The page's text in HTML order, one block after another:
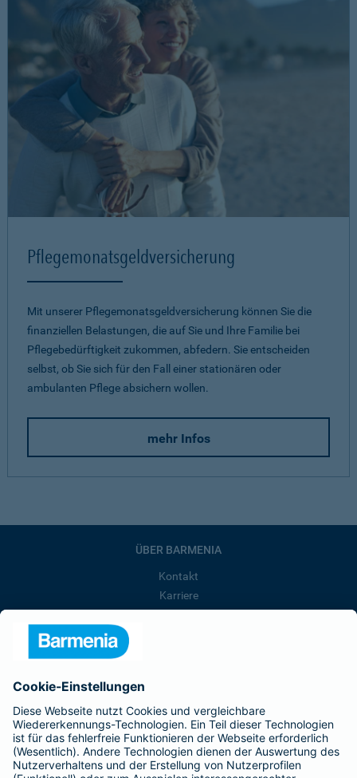
Pflegemonatsgeld­versicherung
Mit unserer Pflegemonatsgeld­versicherung können Sie die
finanziellen Belastungen, die auf Sie und Ihre Familie bei
Pflegebedürftigkeit zukommen, abfedern. Sie entscheiden
selbst, ob Sie sich für den Fall einer stationären oder
ambulanten Pflege absichern wollen.
mehr Infos
ÜBER BARMENIA
Kontakt
Karriere
Barmenia ist Teil der BarmeniaGothaer
BELIEBTE SEITEN
Kranken-Zusatzversicherung
Tierversicherungen